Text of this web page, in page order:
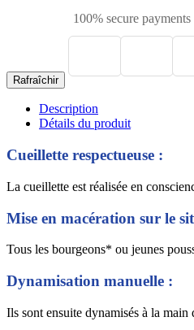
100% secure payments
Description
Détails du produit
Cueillette respectueuse :
La cueillette est réalisée en
Mise en macération sur le
Tous les bourgeons* ou jeunes
Dynamisation manuelle :
Ils sont ensuite dynamisés à la